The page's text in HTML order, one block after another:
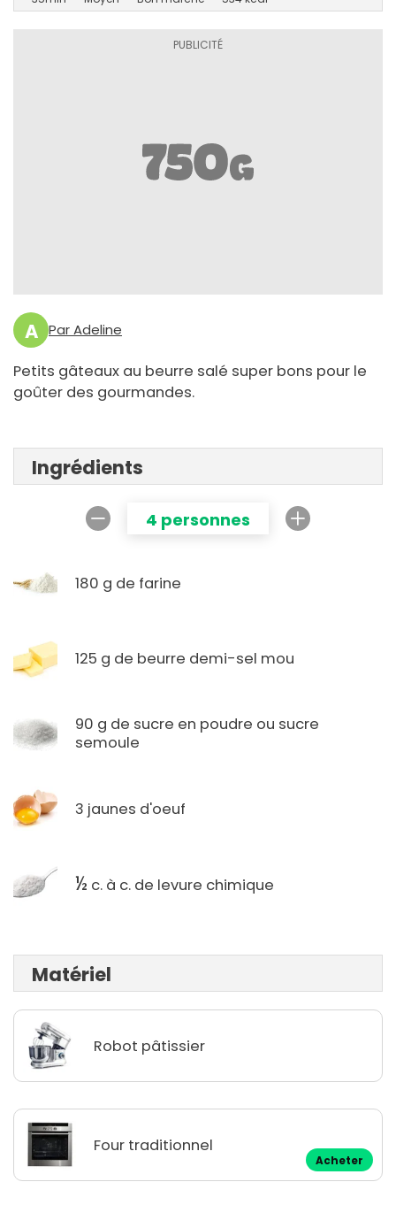
A Par Adeline
Petits gâteaux au beurre salé super bons pour le
goûter des gourmandes.
Ingrédients
4 personnes
180 g de farine
125 g de beurre demi-sel mou
90 g de sucre en poudre ou sucre
semoule
3 jaunes d'oeuf
½ c. à c. de levure chimique
Matériel
Robot pâtissier
Four traditionnel
Acheter